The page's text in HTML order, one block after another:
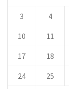
3 4
10 11
17 18
24 25